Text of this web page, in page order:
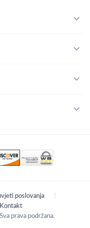
poslovanja
Kontakt
prava podržana.